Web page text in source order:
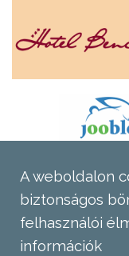
A weboldalon
biztonságos
felhasználói
információk